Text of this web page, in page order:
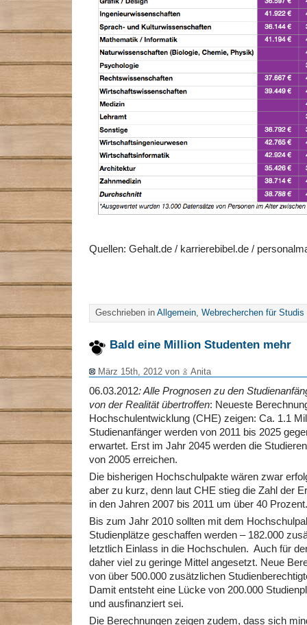
Quellen: Gehalt.de / karrierebibel.de /
Geschrieben in Allgemein, Webrecherchen für Studis
Bald eine Million Studenten mehr
März 15th, 2012 von Anita
06.03.2012: Alle Prognosen zu den
von der Realität übertroffen: Neueste
Hochschulentwicklung (CHE) zeigen: Ca. 1.1
Studienanfänger werden von 2011 bis 2025
erwartet. Erst im Jahr 2045 werden die
von 2005 erreichen.
Die bisherigen Hochschulpakte wären zwar
aber zu kurz, denn laut CHE stieg die Zahl der
in den Jahren 2007 bis 2011 um über 40 Prozent.
Bis zum Jahr 2010 sollten mit dem
Studienplätze geschaffen werden – 182.000
letztlich Einlass in die Hochschulen. Auch für
daher viel zu geringe Mittel angesetzt. Neue
von über 500.000 zusätzlichen
Damit entsteht eine Lücke von 200.000
und ausfinanziert sei.
Die Berechnungen zeigen zudem, dass sich